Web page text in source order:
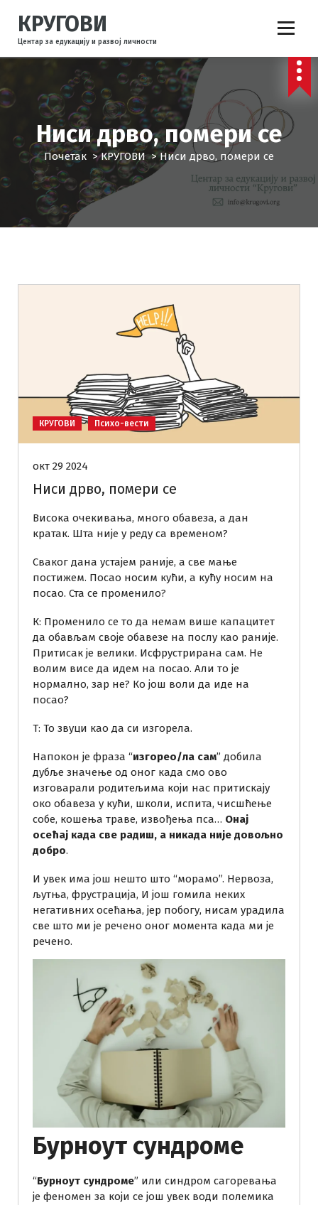
ч
н
а
ж
КРУГОВИ
Центар за едукацију и развој личности
Ниси дрво, помери се
Почетак >КРУГОВИ>Ниси дрво, помери се
КРУГОВИ Психо-вести
окт 29 2024
Ниси дрво, помери се
Висока очекивања, много обавеза, а дан
кратак. Шта није у реду са временом?
Сваког дана устајем раније, а све мање
постижем. Посао носим кући, а кућу носим на
посао. Ста се променило?
К: Променило се то да немам више капацитет
да обављам своје обавезе на послу као раније.
Притисак је велики. Исфрустрирана сам. Не
волим висе да идем на посао. Али то је
нормално, зар не? Ко још воли да иде на
посао?
Т: То звуци као да си изгорела.
Напокон је фраза “изгорео/ла сам” добила
дубље значење од оног када смо ово
изговарали родитељима који нас притискају
око обавеза у кући, школи, испита, чисшћење
собе, кошења траве, извођења пса… Онај
осећај када све радиш, а никада није довољно
добро.
И увек има још нешто што “морамо”. Нервоза,
љутња, фрустрација, И још гомила неких
негативних осећања, јер побогу, нисам урадила
све што ми је речено оног момента када ми је
речено.
Бурноут сyндроме
“Бурноут сyндроме” или синдром сагоревања
је феномен за који се још увек води полемика